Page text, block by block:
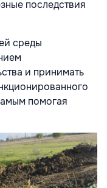
последствия
среды
и принимать
помогая